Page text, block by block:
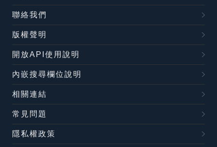
聯絡我們
版權聲明
開放API使用說明
內嵌搜尋欄位說明
相關連結
常見問題
隱私權政策